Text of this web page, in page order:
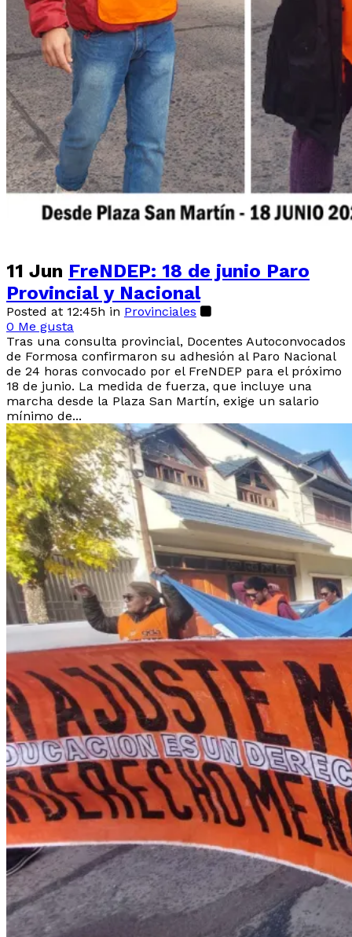
11 Jun FreNDEP: 18 de junio Paro
Provincial y Nacional
Posted at 12:45h in Provinciales
0 Me gusta
Tras una consulta provincial, Docentes Autoconvocados
de Formosa confirmaron su adhesión al Paro Nacional
de 24 horas convocado por el FreNDEP para el próximo
18 de junio. La medida de fuerza, que incluye una
marcha desde la Plaza San Martín, exige un salario
mínimo de...